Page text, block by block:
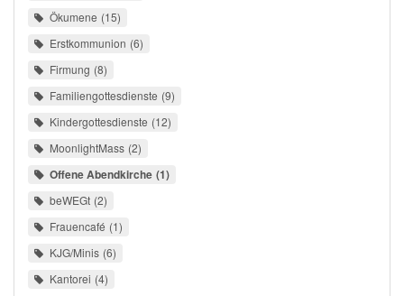
Ökumene 15
Erstkommunion 6
Firmung 8
Familiengottesdienste 9
Kindergottesdienste 12
MoonlightMass 2
Offene Abendkirche 1
beWEGt 2
Frauencafé 1
KJG/Minis 6
Kantorei 4